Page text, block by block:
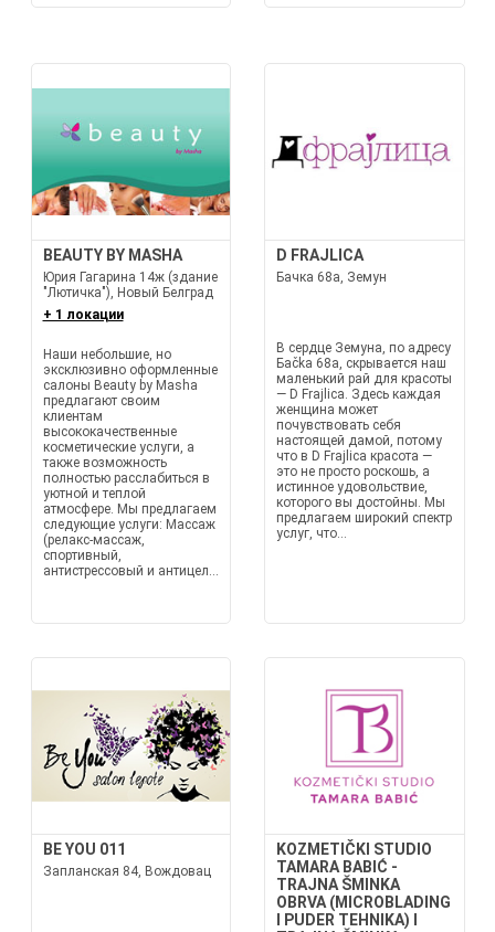
BEAUTY BY MASHA
Юрия Гагарина 14ж (здание
"Лютичка"), Новый Белград
+ 1 локации
Наши небольшие, но
эксклюзивно оформленные
салоны Beauty by Masha
предлагают своим
клиентам
высококачественные
косметические услуги, а
также возможность
полностью расслабиться в
уютной и теплой
атмосфере. Мы предлагаем
следующие услуги: Массаж
(релакс-массаж,
спортивный,
антистрессовый и антицел...
D FRAJLICA
Бачка 68а, Земун
В сердце Земуна, по адресу
Баčka 68а, скрывается наш
маленький рай для красоты
— D Frajlica. Здесь каждая
женщина может
почувствовать себя
настоящей дамой, потому
что в D Frajlica красота —
это не просто роскошь, а
истинное удовольствие,
которого вы достойны. Мы
предлагаем широкий спектр
услуг, что...
BE YOU 011
Запланская 84, Вождовац
KOZMETIČKI STUDIO
TAMARA BABIĆ -
TRAJNA ŠMINKA
OBRVA (MICROBLADING
I PUDER TEHNIKA) I